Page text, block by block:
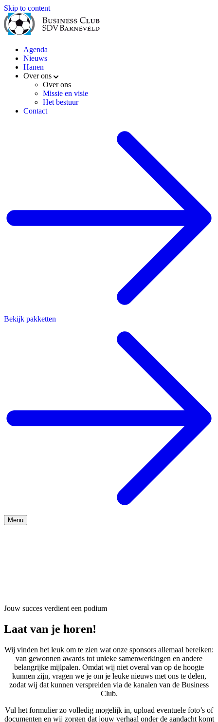
Skip to content
Agenda
Nieuws
Hanen
Over ons
Over ons
Missie en visie
Het bestuur
Contact
Bekijk pakketten
Menu
Jouw succes verdient een podium
Laat van je horen!
Wij vinden het leuk om te zien wat onze sponsors allemaal bereiken:
van gewonnen awards tot unieke samenwerkingen en andere
belangrijke mijlpalen. Omdat wij niet overal van op de hoogte
kunnen zijn, vragen we je om je leuke nieuws met ons te delen,
zodat wij dat kunnen verspreiden via de kanalen van de Business
Club.
Vul het formulier zo volledig mogelijk in, upload eventuele foto’s of
documenten en wij zorgen dat jouw verhaal onder de aandacht komt